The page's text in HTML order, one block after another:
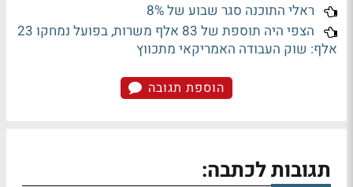
ראלי התוכנה סגר שבוע של 8%
הצפי היה תוספת של 83 אלף משרות, בפועל נמחקו 23
אלף: שוק העבודה האמריקאי מתכווץ
הוספת תגובה
תגובות לכתבה: